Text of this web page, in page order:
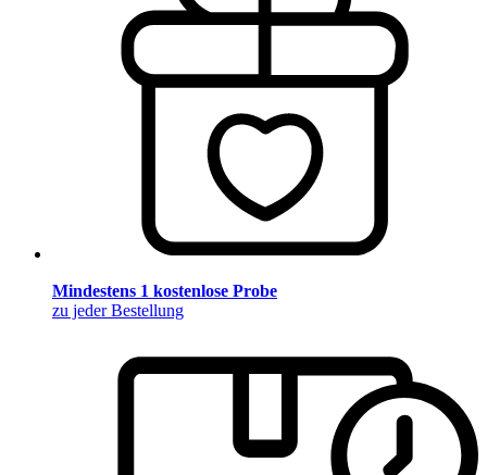
Mindestens 1 kostenlose Probe
zu jeder Bestellung